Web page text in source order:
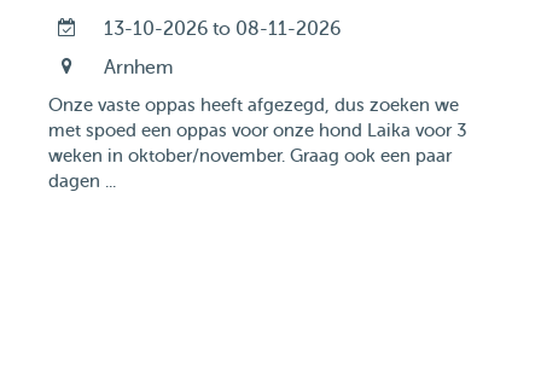
13-10-2026 to 08-11-2026
Arnhem
Onze vaste oppas heeft afgezegd, dus zoeken we
met spoed een oppas voor onze hond Laika voor 3
weken in oktober/november. Graag ook een paar
dagen ...